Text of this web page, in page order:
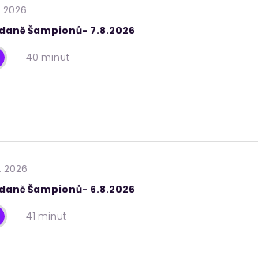
2026
Šampionů- 7.8.2026
40 minut
. 2026
Šampionů- 6.8.2026
41 minut